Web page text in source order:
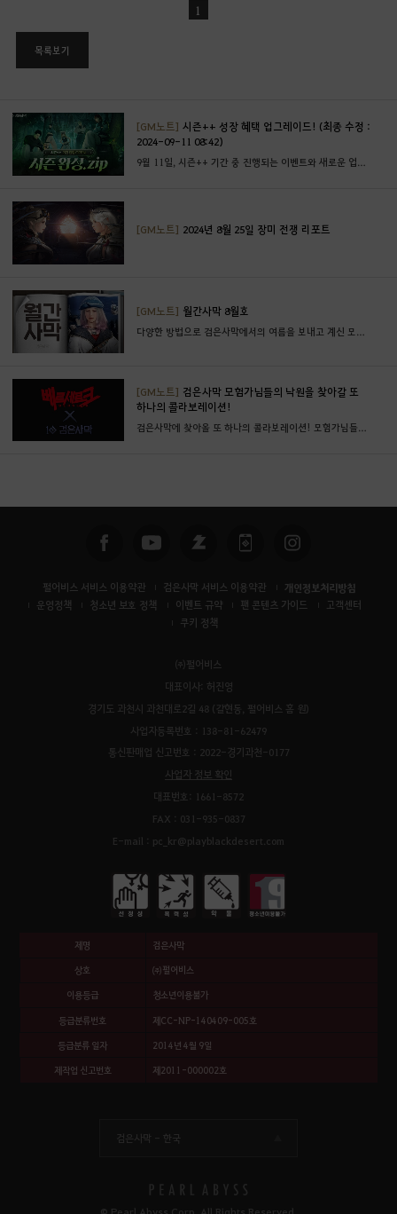
1
목록보기
[GM노트] 시즌++ 성장 혜택 업그레이드! (최종 수정 :
2024-09-11 08:42)
[GM노트] 2024년 8월 25일 장미 전쟁 리포트
[GM노트] 월간사막 8월호
다양한 방법으로 검은사막에서의 여름을 보내고 계신 모험가 여러분들 항상 감사합니다.˶•⩊•˶
[GM노트] 검은사막 모험가님들의 낙원을 찾아갈 또
하나의 콜라보레이션!
검은사막에 찾아올 또 하나의 콜라보레이션! 모험가님들의 낙원으로 찾아갑니다.
펄어비스 서비스 이용약관 검은사막 서비스 이용약관 개인정보처리방침
운영정책 청소년 보호 정책 이벤트 규약 팬 콘텐츠 가이드
고객센터
쿠키 정책
㈜펄어비스
대표이사: 허진영
경기도 과천시 과천대로2길 48 (갈현동, 펄어비스 홈 원)
사업자등록번호 : 138-81-62479
통신판매업 신고번호 : 2022-경기과천-0177
사업자 정보 확인
대표번호: 1661-8572
FAX : 031-935-0837
E-mail : pc_kr@playblackdesert.com
제명 검은사막
상호 ㈜펄어비스
이용등급 청소년이용불가
등급분류번호 제CC-NP-140409-005호
등급분류 일자 2014년 4월 9일
제작업 신고번호 제2011-000002호
검은사막 - 한국